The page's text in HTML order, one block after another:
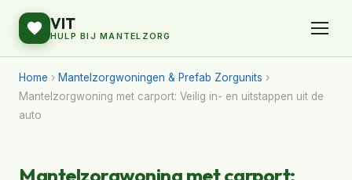
VIT
HULP BIJ MANTELZORG
Home › Mantelzorgwoningen & Prefab Zorgunits ›
Mantelzorgwoning met carport: Veilig in- en uitstappen uit de
auto
Mantelzorgwoning met carport: